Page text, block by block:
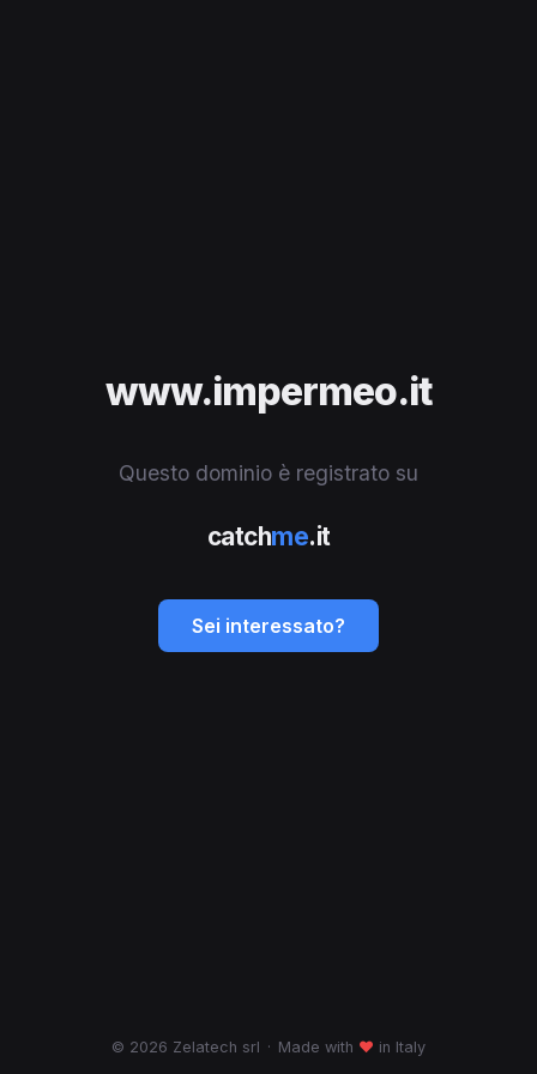
www.impermeo.it
Questo dominio è registrato su
catchme.it
Sei interessato?
© 2026 Zelatech srl · Made with ♥ in Italy